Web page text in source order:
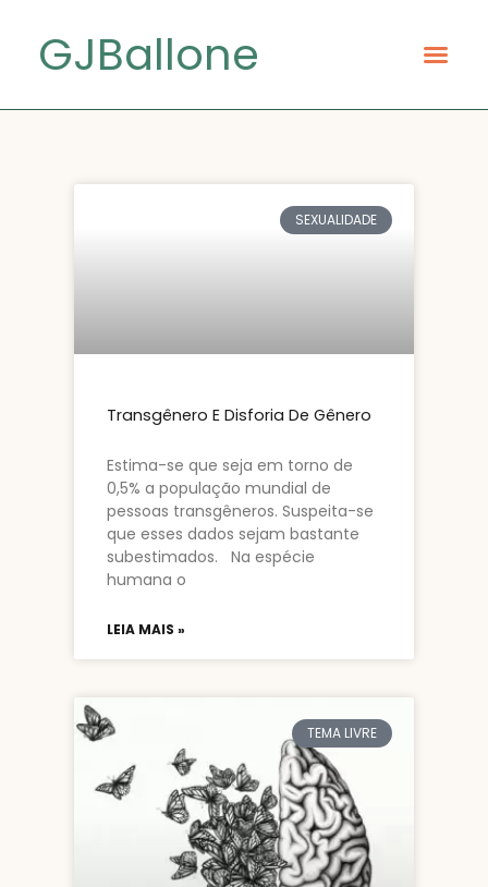
GJBallone
SEXUALIDADE
Transgênero E Disforia De Gênero
Estima-se que seja em torno de
0,5% a população mundial de
pessoas transgêneros. Suspeita-se
que esses dados sejam bastante
subestimados. Na espécie
humana o
LEIA MAIS »
TEMA LIVRE